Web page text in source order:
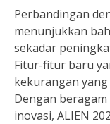
Perbandingan
menunjukkan
sekadar
Fitur-fitur baru
kekurangan yang
Dengan
inovasi, ALIEN